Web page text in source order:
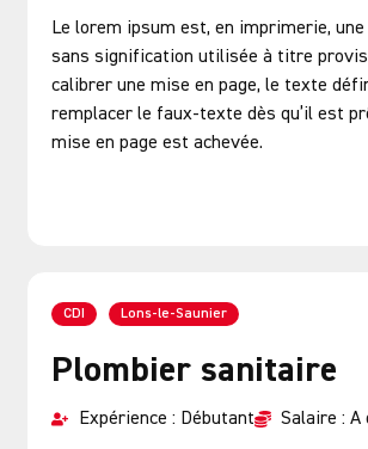
Le lorem ipsum est, en imprimerie,
sans signification utilisée à titre
calibrer une mise en page, le texte
remplacer le faux-texte dès qu’il est
mise en page est achevée.
CDI Lons-le-Saunier
Plombier sanitaire
Expérience : Débutant Salaire :